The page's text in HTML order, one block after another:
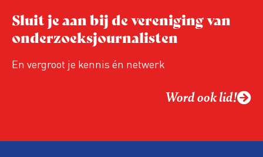
Sluit je aan bij de vereniging van
onderzoeksjournalisten
En vergroot je kennis én netwerk
Word ook lid!